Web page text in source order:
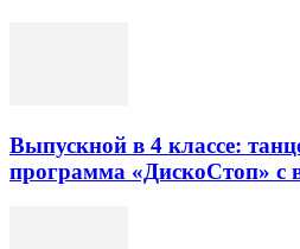
Выпускной в 4 классе:
программа «ДискоСтоп» с